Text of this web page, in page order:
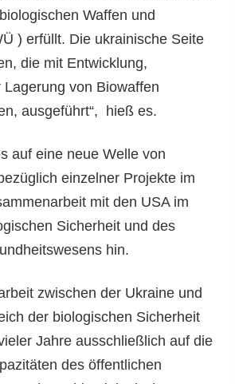
Waffen und
) erfüllt. Die ukrainische Seite
die mit Entwicklung,
von Biowaffen
ausgeführt“, hieß es.
auf eine neue Welle von
einzelner Projekte im
mit den USA im
Sicherheit und des
hin.
zwischen der Ukraine und
der biologischen Sicherheit
Jahre ausschließlich auf die
des öffentlichen